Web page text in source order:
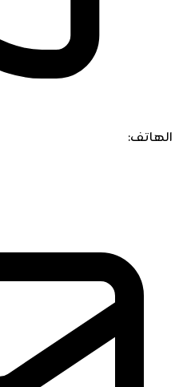
الهاتف: